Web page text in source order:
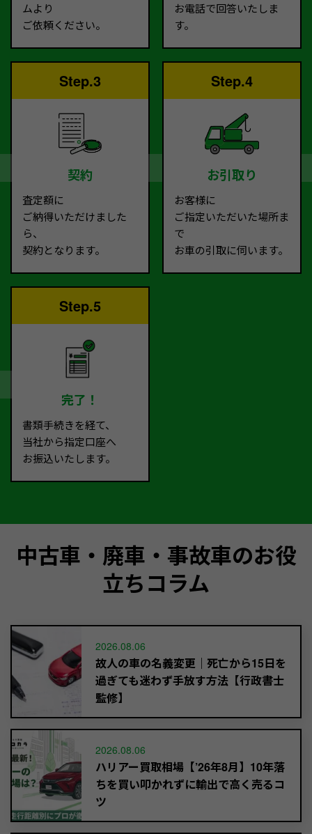
ムより
ご依頼ください。
お電話で回答いたしま
す。
Step.3
契約
査定額に
ご納得いただけました
ら、
契約となります。
Step.4
お引取り
お客様に
ご指定いただいた場所ま
で
お車の引取に伺います。
Step.5
完了！
書類手続きを経て、
当社から指定口座へ
お振込いたします。
中古車・廃車・事故車のお役
立ちコラム
2026.08.06
故人の車の名義変更｜死亡から15日を
過ぎても迷わず手放す方法【行政書士
監修】
2026.08.06
ハリアー買取相場【’26年8月】10年落
ちを買い叩かれずに輸出で高く売るコ
ツ